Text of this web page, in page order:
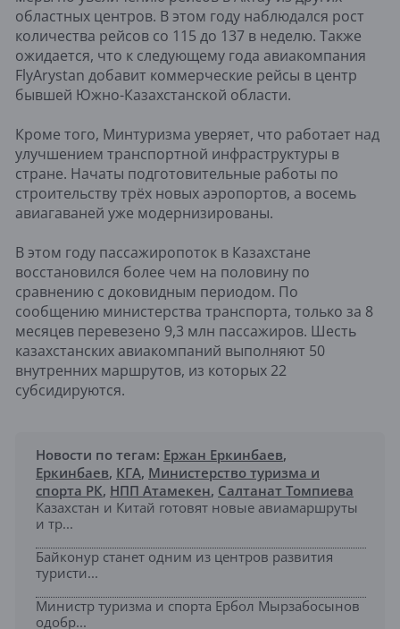
областных центров. В этом году наблюдался рост
количества рейсов со 115 до 137 в неделю. Также
ожидается, что к следующему года авиакомпания
FlyArystan добавит коммерческие рейсы в центр
бывшей Южно-Казахстанской области.
Кроме того, Минтуризма уверяет, что работает над
улучшением транспортной инфраструктуры в
стране. Начаты подготовительные работы по
строительству трёх новых аэропортов, а восемь
авиагаваней уже модернизированы.
В этом году пассажиропоток в Казахстане
восстановился более чем на половину по
сравнению с доковидным периодом. По
сообщению министерства транспорта, только за 8
месяцев перевезено 9,3 млн пассажиров. Шесть
казахстанских авиакомпаний выполняют 50
внутренних маршрутов, из которых 22
субсидируются.
Новости по тегам: Ержан Еркинбаев,
Еркинбаев, КГА, Министерство туризма и
спорта РК, НПП Атамекен, Салтанат Томпиева
Казахстан и Китай готовят новые авиамаршруты
и тр...
Байконур станет одним из центров развития
туристи...
Министр туризма и спорта Ербол Мырзабосынов
одобр...